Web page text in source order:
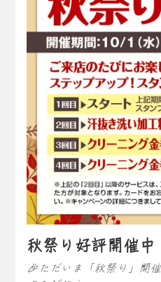
秋祭り好評開催中
🎉ただいま「秋祭り」開